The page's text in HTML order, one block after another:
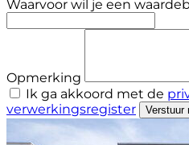
Waarvoor wil je een
Opmerking
Ik ga akkoord met de
verwerkingsregister
Verstuur